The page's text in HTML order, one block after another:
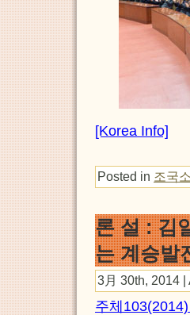
[Korea Info]
Posted in 조국
론 설 : 김
는 계승발
3月 30th, 2014 |
주체